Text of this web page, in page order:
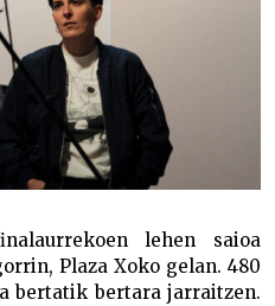
lehen saioa
Plaza Xoko gelan. 480
bertatik bertara jarraitzen.